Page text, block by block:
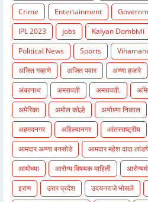
Crime
Entertainment
IPL 2023
jobs Kalyan Dombivli
Political News
Sports
अजित गव्हाणे
अजित पवार अण्णा हजारे
अंबरनाथ
अमरावती अमरावती.
अमेरिका
अमोल कोल्हे अयोध्या निकाल
अहमदनगर
अहिल्यानगर आंतरराष्ट्रीय
आमदार अण्णा बनसोडे
आमदार महेश दादा लांडगे
आयोध्या
आरोग्य विषयक माहिती
इराण
उत्तर प्रदेश उदयनराजे भोसले